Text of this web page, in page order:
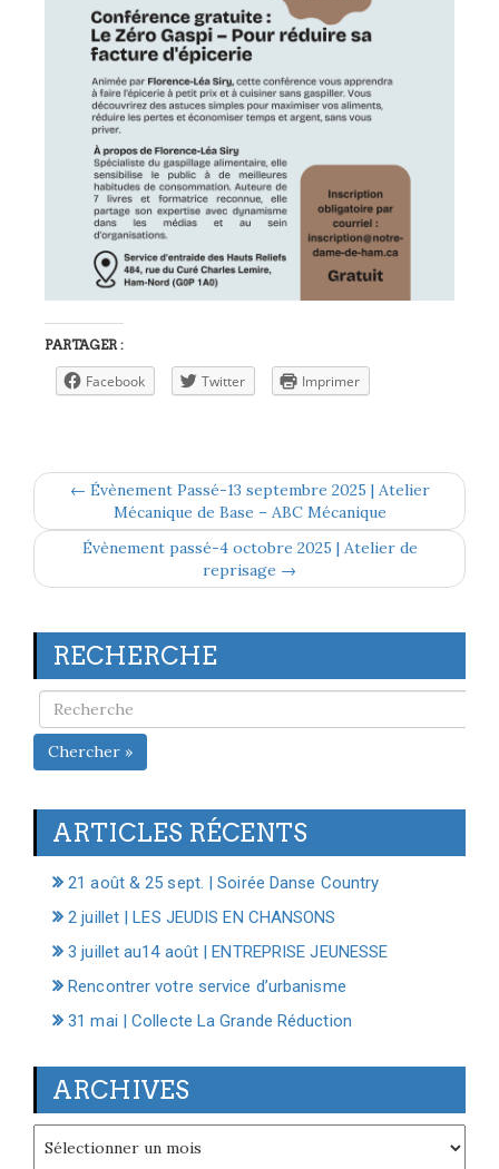
PARTAGER :
Facebook Twitter Imprimer
← Évènement Passé-13 septembre 2025 | Atelier
Mécanique de Base – ABC Mécanique
Évènement passé-4 octobre 2025 | Atelier de
reprisage →
RECHERCHE
Chercher »
ARTICLES RÉCENTS
21 août & 25 sept. | Soirée Danse Country
2 juillet | LES JEUDIS EN CHANSONS
3 juillet au14 août | ENTREPRISE JEUNESSE
Rencontrer votre service d’urbanisme
31 mai | Collecte La Grande Réduction
ARCHIVES